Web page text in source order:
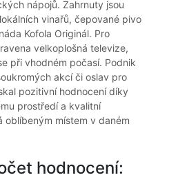
nápojů. Zahrnuty jsou
vinařů, čepované pivo
Kofola Originál. Pro
velkoplošná televize,
při vhodném počasí. Podnik
akcí či oslav pro
pozitivní hodnocení díky
prostředí a kvalitní
oblíbeným místem v daném
hodnocení: